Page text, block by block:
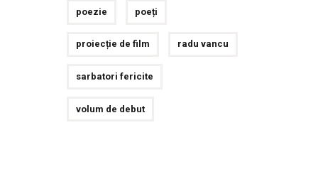
poezie poeți
proiecție de film radu vancu
sarbatori fericite
volum de debut